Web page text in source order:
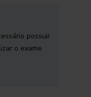
possuir
o exame